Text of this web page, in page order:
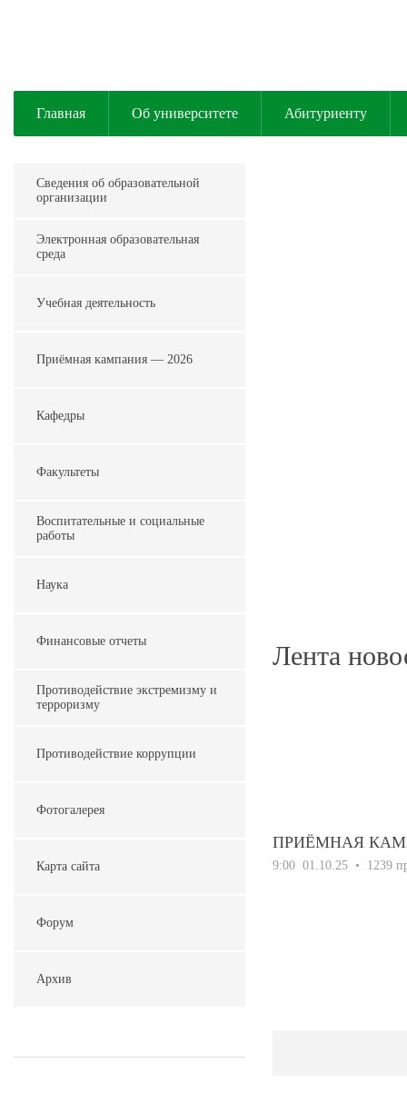
Главная Об университете Абитуриенту
Сведения об образовательной
организации
Электронная образовательная
среда
Учебная деятельность
Приёмная кампания — 2026
Кафедры
Факультеты
Воспитательные и социальные
работы
Наука
Финансовые отчеты
Противодействие экстремизму и
терроризму
Противодействие коррупции
Фотогалерея
Карта сайта
Форум
Архив
Лента
ПРИЁМНАЯ
9:00 01.10.25 • 1239